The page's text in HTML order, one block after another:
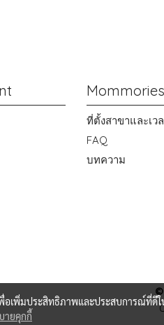
ที่ตั้งสาขาและเว
FAQ
บทความ
อเพิ่มประสิทธิภาพและประสบการณ์ที่ดี
ายคุกกี้